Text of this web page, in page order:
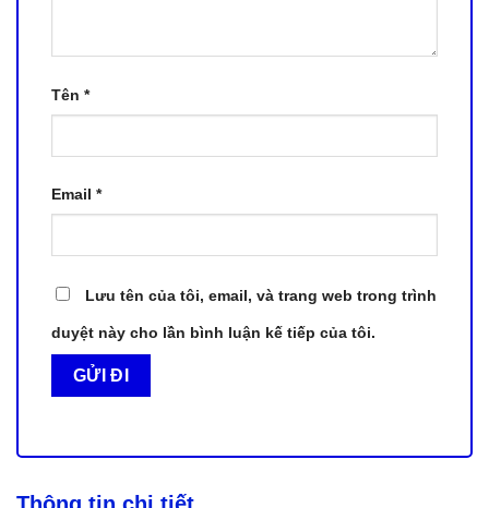
Tên *
Email *
Lưu tên của tôi, email, và trang web trong trình
duyệt này cho lần bình luận kế tiếp của tôi.